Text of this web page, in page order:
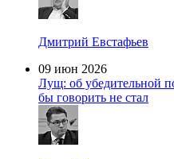
Дмитрий Евстафьев
09 июн 2026
Лущ: об убедительной
бы говорить не стал